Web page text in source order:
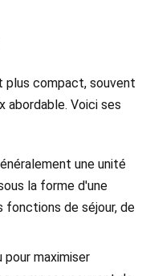
plus compact, souvent
abordable. Voici ses
une unité
la forme d'une
fonctions de séjour, de
pour maximiser